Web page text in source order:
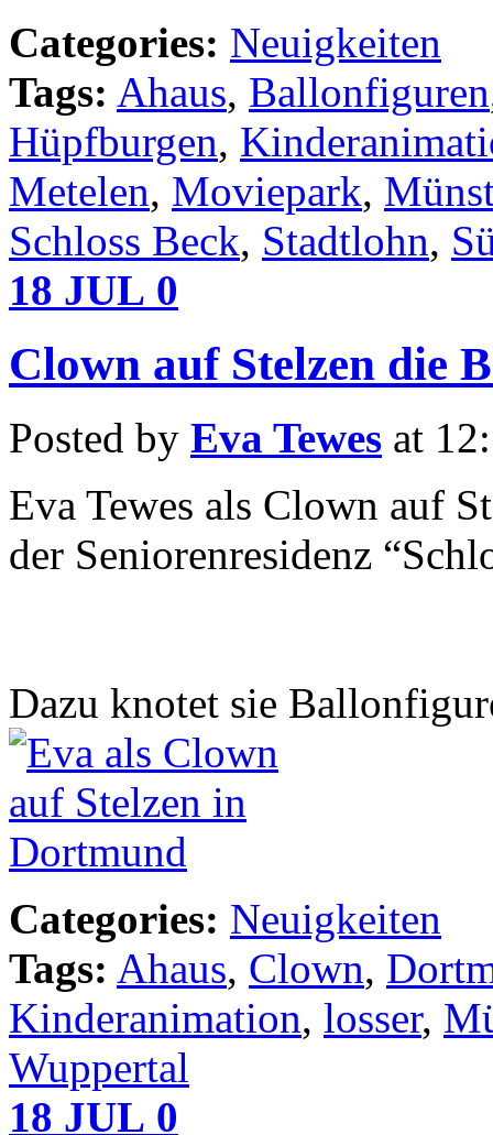
Categories: Neuigkeiten
Tags: Ahaus, Ballonfiguren
Hüpfburgen,
Metelen, Moviepark,
Schloss Beck, Stadtlohn,
18 JUL 0
Clown auf Stelzen die
Posted by Eva Tewes at
Eva Tewes als Clown auf
der Seniorenresidenz
Dazu knotet sie
Categories: Neuigkeiten
Tags: Ahaus, Clown,
Kinderanimation, losser,
Wuppertal
18 JUL 0